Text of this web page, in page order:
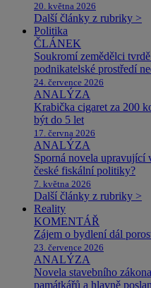
20. května 2026
Další články z rubriky >
Politika
ČLÁNEK
Soukromí zemědělci
podnikatelské prostředí
24. července 2026
ANALÝZA
Krabička cigaret za 200
být do 5 let
17. června 2026
ANALÝZA
Sporná novela upravující
české fiskální politiky?
7. května 2026
Další články z rubriky >
Reality
KOMENTÁŘ
Zájem o bydlení dál
23. července 2026
ANALÝZA
Novela stavebního
památkářů a hlavně